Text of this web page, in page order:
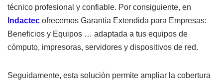
técnico profesional y confiable. Por consiguiente, en
Indactec ofrecemos Garantía Extendida para Empresas:
Beneficios y Equipos … adaptada a tus equipos de
cómputo, impresoras, servidores y dispositivos de red.
Seguidamente, esta solución permite ampliar la cobertura